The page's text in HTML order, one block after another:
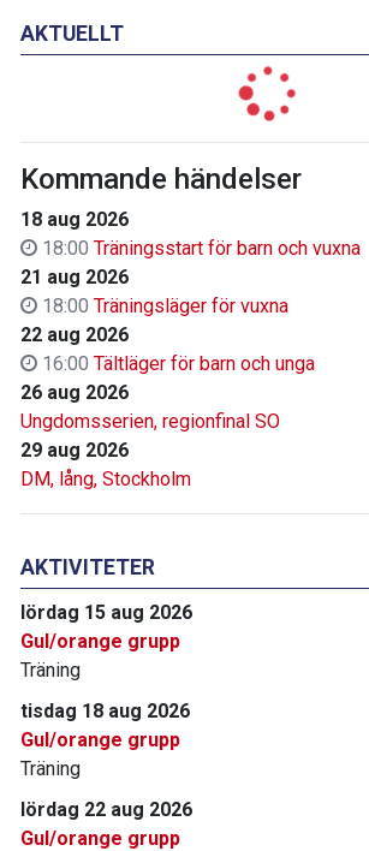
AKTUELLT
Kommande händelser
18 aug 2026
18:00 Träningsstart för barn och vuxna
21 aug 2026
18:00 Träningsläger för vuxna
22 aug 2026
16:00 Tältläger för barn och unga
26 aug 2026
Ungdomsserien, regionfinal SO
29 aug 2026
DM, lång, Stockholm
AKTIVITETER
lördag 15 aug 2026
Gul/orange grupp
Träning
tisdag 18 aug 2026
Gul/orange grupp
Träning
lördag 22 aug 2026
Gul/orange grupp